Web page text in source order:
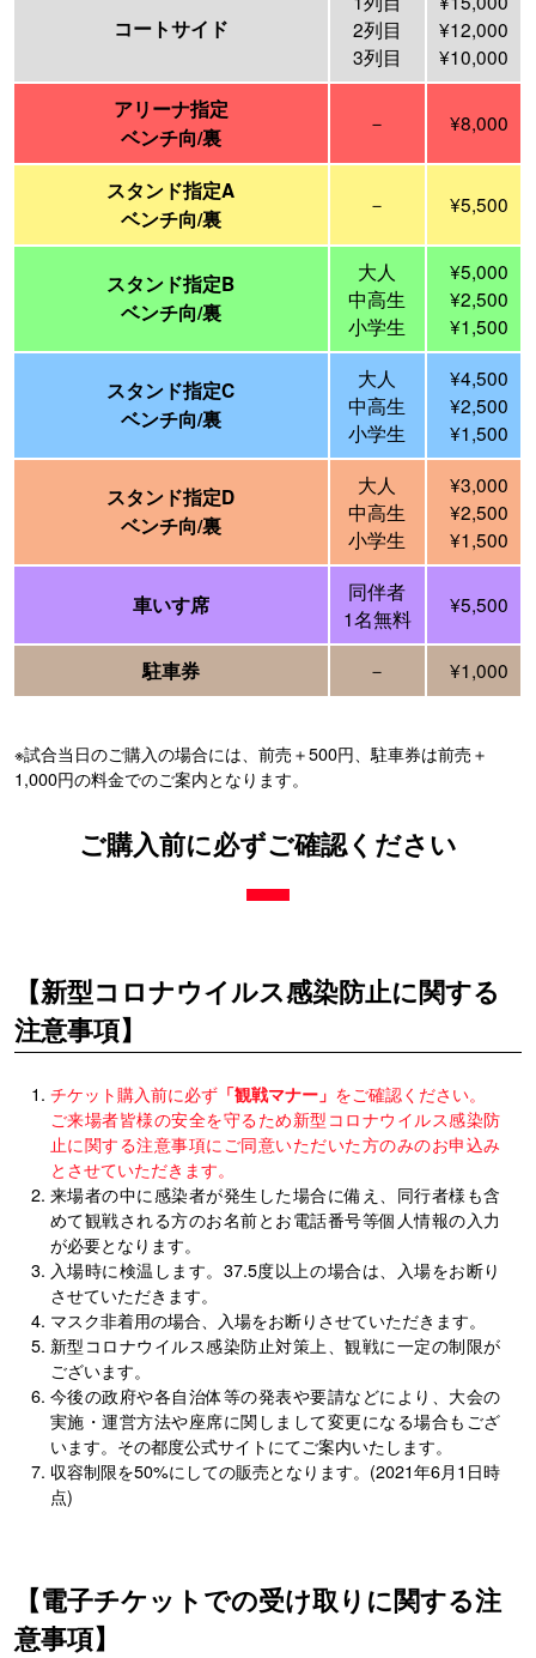
コートサイド
2列目
3列目
¥12,000
¥10,000
アリーナ指定
ベンチ向/裏
－ ¥8,000
スタンド指定A
ベンチ向/裏
－ ¥5,500
スタンド指定B
ベンチ向/裏
大人
中高生
小学生
¥5,000
¥2,500
¥1,500
スタンド指定C
ベンチ向/裏
大人
中高生
小学生
¥4,500
¥2,500
¥1,500
スタンド指定D
ベンチ向/裏
大人
中高生
小学生
¥3,000
¥2,500
¥1,500
車いす席
同伴者
1名無料
¥5,500
駐車券 － ¥1,000
※試合当日のご購入の場合には、前売＋500円、駐車券は前売＋
1,000円の料金でのご案内となります。
ご購入前に必ずご確認ください
【新型コロナウイルス感染防止に関する
注意事項】
チケット購入前に必ず「観戦マナー」 をご確認ください。
ご来場者皆様の安全を守るため新型コロナウイルス感染防
止に関する注意事項にご同意いただいた方のみのお申込み
とさせていただきます。
来場者の中に感染者が発生した場合に備え、同行者様も含
めて観戦される方のお名前とお電話番号等個人情報の入力
が必要となります。
入場時に検温します。37.5度以上の場合は、入場をお断り
させていただきます。
マスク非着用の場合、入場をお断りさせていただきます。
新型コロナウイルス感染防止対策上、観戦に一定の制限が
ございます。
今後の政府や各自治体等の発表や要請などにより、大会の
実施・運営方法や座席に関しまして変更になる場合もござ
います。その都度公式サイトにてご案内いたします。
収容制限を50%にしての販売となります。(2021年6月1日時
点)
【電子チケットでの受け取りに関する注
意事項】